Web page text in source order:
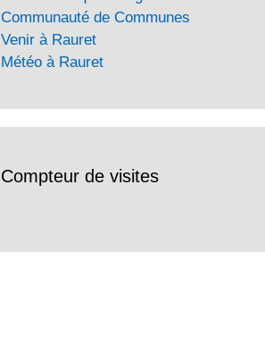
Communauté de Communes
Venir à Rauret
Météo à Rauret
Compteur de visites